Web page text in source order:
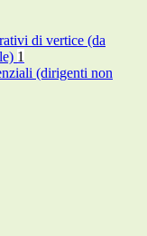
di vertice (da
1
(dirigenti non